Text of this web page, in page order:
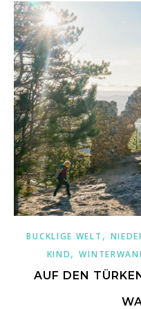
BUCKLIGE WELT ,
KIND,
AUF DEN